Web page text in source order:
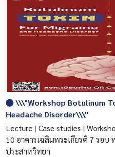
\\\"Workshop Botulinum
Headache Disorder\\\"
Lecture | Case studies |
10 อาคารเฉลิมพระเกียรติ 7 รอ
ประสาทวิทยา